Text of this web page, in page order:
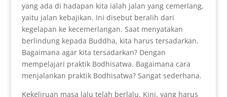
yang ada di hadapan kita ialah jalan yang cemerlang,
yaitu jalan kebajikan. Ini disebut beralih dari
kegelapan ke kecemerlangan. Saat menyatakan
berlindung kepada Buddha, kita harus tersadarkan.
Bagaimana agar kita tersadarkan? Dengan
mempelajari praktik Bodhisatwa. Bagaimana cara
menjalankan praktik Bodhisatwa? Sangat sederhana.
Kekeliruan masa lalu telah berlalu. Kini, yang harus